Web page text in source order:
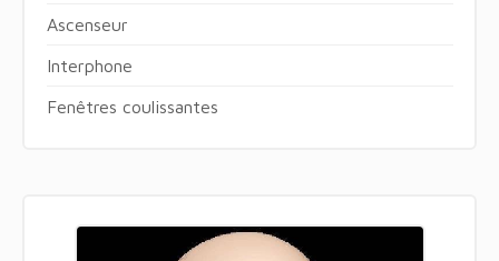
Ascenseur
Interphone
Fenêtres coulissantes